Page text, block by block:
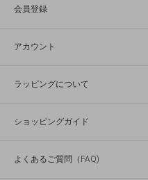
会員登録
アカウント
ラッピングについて
ショッピングガイド
よくあるご質問（FAQ)